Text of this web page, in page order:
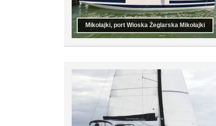
Mikołajki, port Wioska Żeglarska Mikołajki